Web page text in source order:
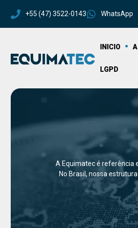
+55 (47) 3522-0143 WhatsApp
INICIO
LGPD
A Equimatec é referência
No Brasil, nossa